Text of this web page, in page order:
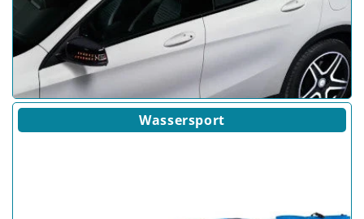
Wassersport